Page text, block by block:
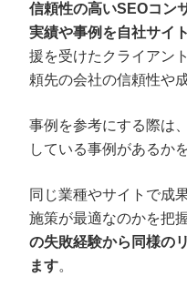
信頼性の高いSEOコン
実績や事例を自社サイ
援を受けたクライアン
頼先の会社の信頼性や
事例を参考にする際は
している事例があるか
同じ業種やサイトで成
施策が最適なのかを把
の失敗経験から同様の
ます。